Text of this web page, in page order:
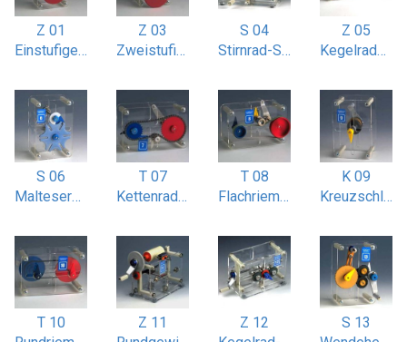
Z 01
Einstufiges Stirnradgetriebe
Z 03
Zweistufiges Stirnradgetriebe mit Doppelübersetzung
S 04
Stirnrad-Schaltgetriebe
Z 05
Kegelradgetriebe i 1:1 und 1:2
S 06
Malteserkreuz-Getriebe 6-nutig
T 07
Kettenradantrieb mit Spannrad
T 08
Flachriemenantrieb mit Spannrolle
K 09
Kreuzschlitz / Oldhamkupplung
T 10
Z 11
Z 12
S 13